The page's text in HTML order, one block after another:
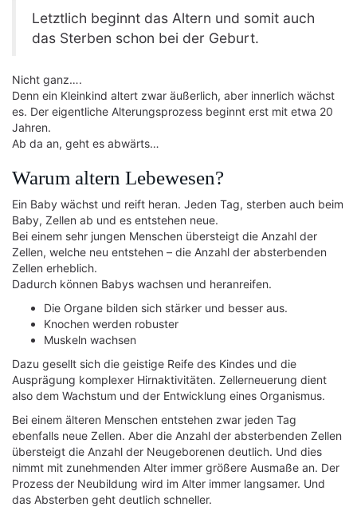
Letztlich beginnt das Altern und somit auch
das Sterben schon bei der Geburt.
Nicht ganz….
Denn ein Kleinkind altert zwar äußerlich, aber innerlich wächst
es. Der eigentliche Alterungsprozess beginnt erst mit etwa 20
Jahren.
Ab da an, geht es abwärts…
Warum altern Lebewesen?
Ein Baby wächst und reift heran. Jeden Tag, sterben auch beim
Baby, Zellen ab und es entstehen neue.
Bei einem sehr jungen Menschen übersteigt die Anzahl der
Zellen, welche neu entstehen – die Anzahl der absterbenden
Zellen erheblich.
Dadurch können Babys wachsen und heranreifen.
Die Organe bilden sich stärker und besser aus.
Knochen werden robuster
Muskeln wachsen
Dazu gesellt sich die geistige Reife des Kindes und die
Ausprägung komplexer Hirnaktivitäten. Zellerneuerung dient
also dem Wachstum und der Entwicklung eines Organismus.
Bei einem älteren Menschen entstehen zwar jeden Tag
ebenfalls neue Zellen. Aber die Anzahl der absterbenden Zellen
übersteigt die Anzahl der Neugeborenen deutlich. Und dies
nimmt mit zunehmenden Alter immer größere Ausmaße an. Der
Prozess der Neubildung wird im Alter immer langsamer. Und
das Absterben geht deutlich schneller.